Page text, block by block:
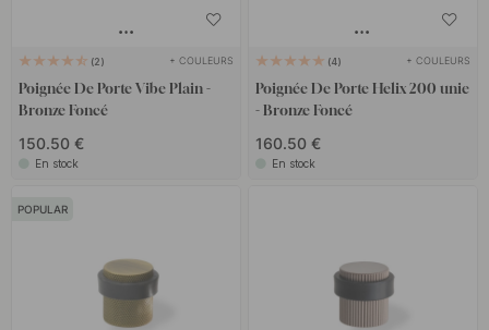
2 + COULEURS
Poignée De Porte Vibe Plain -
Bronze Foncé
150.50 €
En stock
4 + COULEURS
Poignée De Porte Helix 200 unie
- Bronze Foncé
160.50 €
En stock
POPULAR